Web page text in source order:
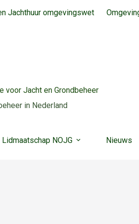
Jachthuur omgevingswet
voor Jacht en Grondbeheer
in Nederland
Lidmaatschap NOJG Nieuws